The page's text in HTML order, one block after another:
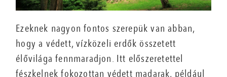
Ezeknek nagyon fontos szerepük van abban,
hogy a védett, vízközeli erdők összetett
élővilága fennmaradjon. Itt előszeretettel
fészkelnek fokozottan védett madarak, például